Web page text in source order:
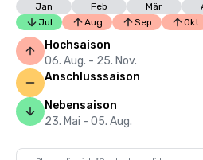
Jan Feb Mär
Jul
Aug Sep Okt
Hochsaison
06. Aug. - 25. Nov.
Anschlusssaison
Nebensaison
23. Mai - 05. Aug.